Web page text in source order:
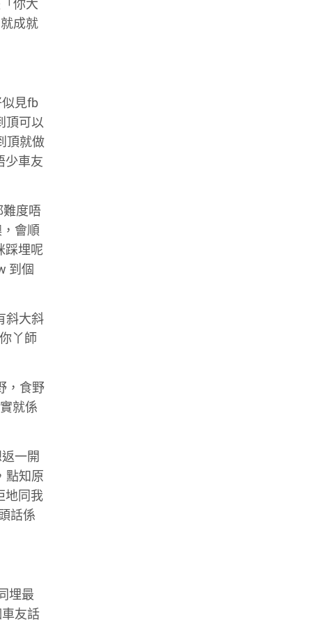
你大
成就
見fb
頂可以
頂就做
少車友
難度唔
會順
踩埋呢
到個
斜大斜
丫師
，食野
就係
一開
點知原
地同我
話係
埋最
友話